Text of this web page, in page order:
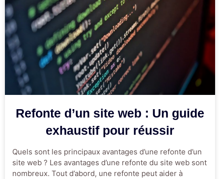
Refonte d’un site web : Un guide
exhaustif pour réussir
Quels sont les principaux avantages d’une refonte d’un
site web ? Les avantages d’une refonte du site web sont
nombreux. Tout d’abord, une refonte peut aider à